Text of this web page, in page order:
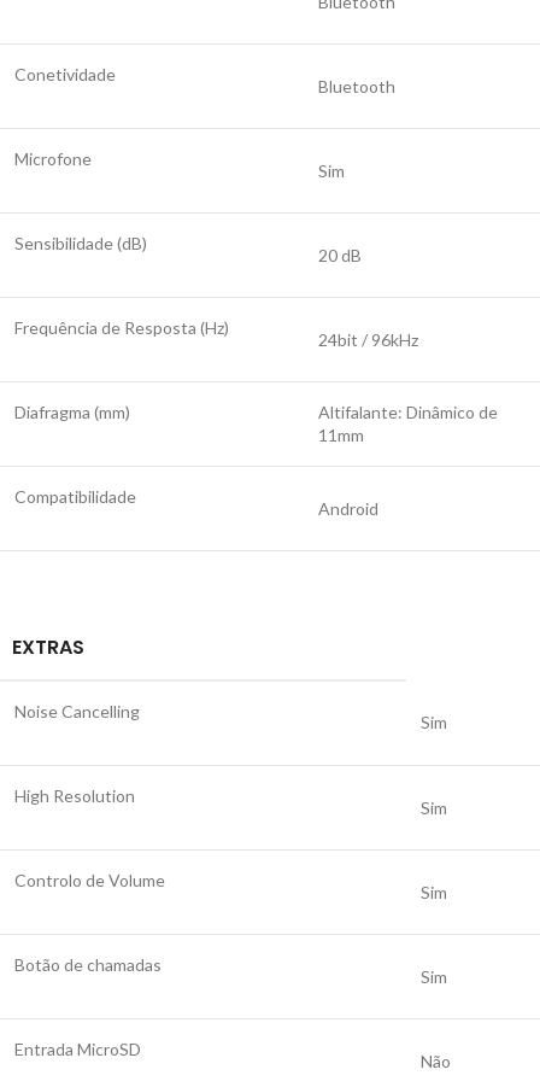
Conetividade
Bluetooth
Microfone
Sim
Sensibilidade (dB)
20 dB
Frequência de Resposta (Hz)
24bit / 96kHz
Diafragma (mm)
Altifalante: Dinâmico de
11mm
Compatibilidade
Android
EXTRAS
Noise Cancelling
Sim
High Resolution
Sim
Controlo de Volume
Sim
Botão de chamadas
Sim
Entrada MicroSD
Não